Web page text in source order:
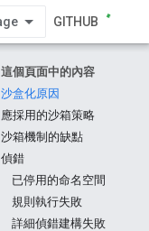
GITHUB
這個頁面中的內容
沙盒化原因
應採用的沙箱策略
沙箱機制的缺點
偵錯
已停用的命名空間
規則執行失敗
詳細偵錯建構失敗